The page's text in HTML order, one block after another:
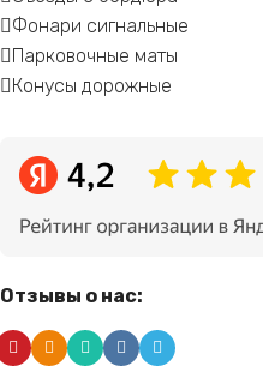
Фонари сигнальные
Парковочные маты
Конусы дорожные
Отзывы о нас: